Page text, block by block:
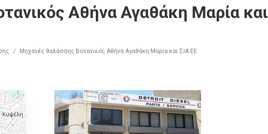
Αθήνα Αγαθάκη Μαρία και
/ Μηχανές θαλάσσης Βοτανικός Αθήνα Αγαθάκη Μαρία και ΣΙΑ ΕΕ